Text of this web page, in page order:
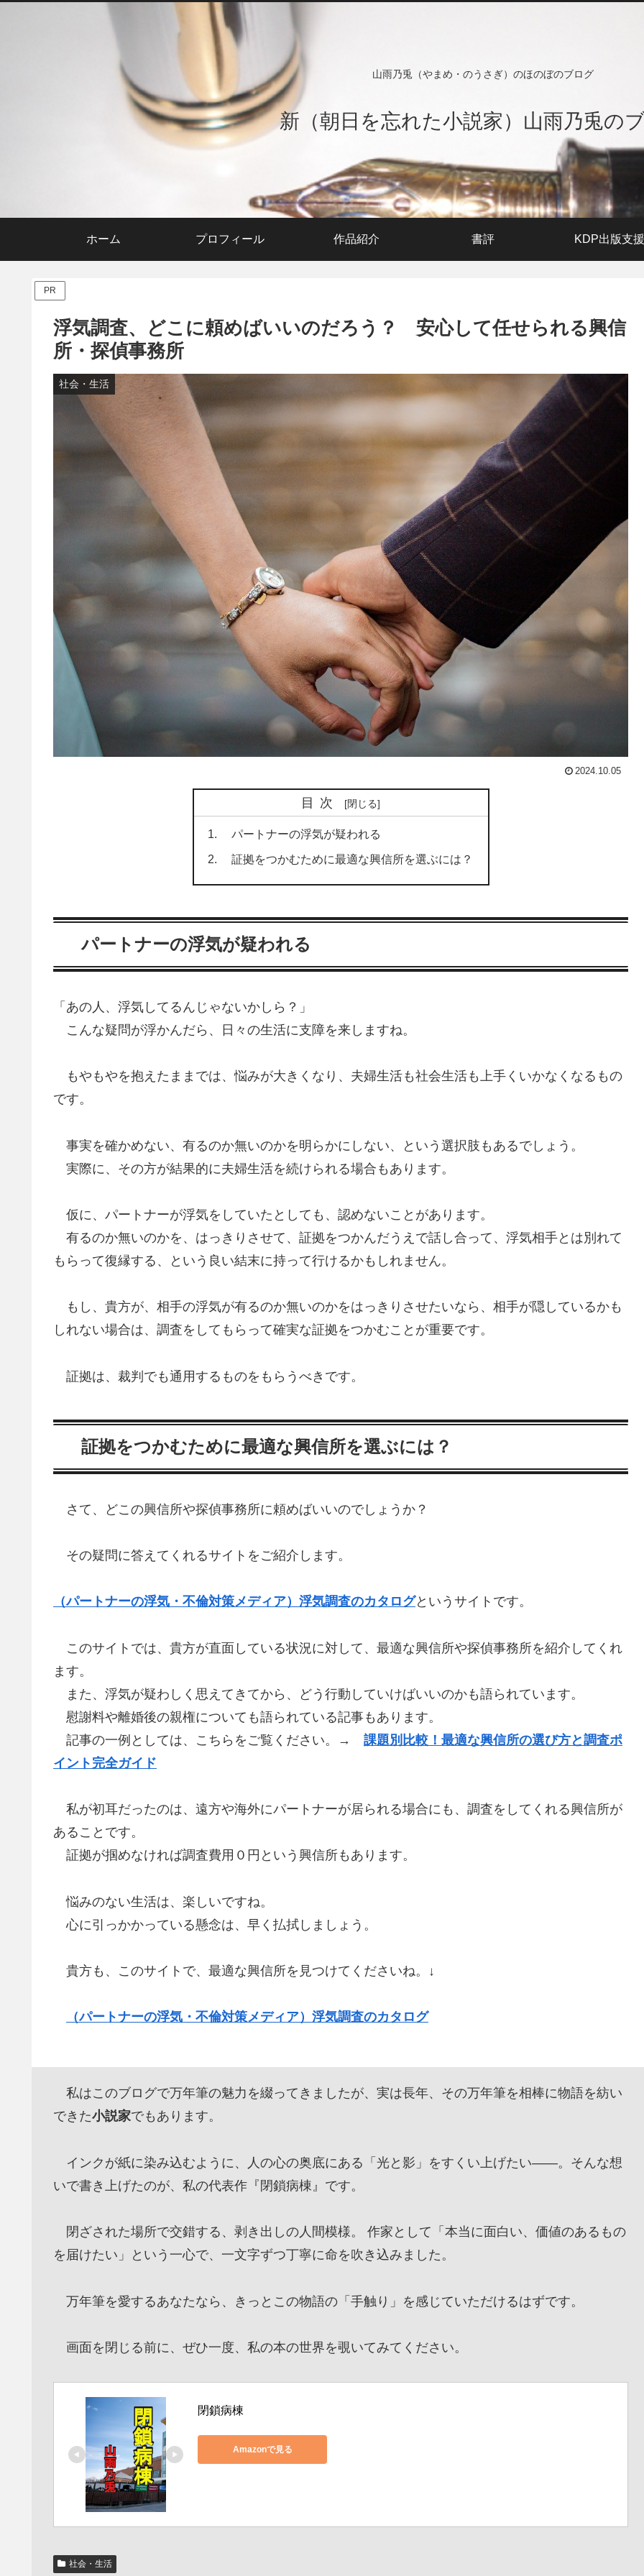
山雨乃兎（やまめ・のうさぎ）のほのぼのブログ
新（朝日を忘れた小説家）山雨乃兎の
ホーム プロフィール 作品紹介 書評 KDP出版支援
PR
浮気調査、どこに頼めばいいのだろう？ 安心して任せられる興信
所・探偵事務所
社会・生活
2024.10.05
目次
パートナーの浮気が疑われる
証拠をつかむために最適な興信所を選ぶには？
パートナーの浮気が疑われる
「あの人、浮気してるんじゃないかしら？」
こんな疑問が浮かんだら、日々の生活に支障を来しますね。
もやもやを抱えたままでは、悩みが大きくなり、夫婦生活も社会生活も上手くいかなくなるもの
です。
事実を確かめない、有るのか無いのかを明らかにしない、という選択肢もあるでしょう。
実際に、その方が結果的に夫婦生活を続けられる場合もあります。
仮に、パートナーが浮気をしていたとしても、認めないことがあります。
有るのか無いのかを、はっきりさせて、証拠をつかんだうえで話し合って、浮気相手とは別れて
もらって復縁する、という良い結末に持って行けるかもしれません。
もし、貴方が、相手の浮気が有るのか無いのかをはっきりさせたいなら、相手が隠しているかも
しれない場合は、調査をしてもらって確実な証拠をつかむことが重要です。
証拠は、裁判でも通用するものをもらうべきです。
証拠をつかむために最適な興信所を選ぶには？
さて、どこの興信所や探偵事務所に頼めばいいのでしょうか？
その疑問に答えてくれるサイトをご紹介します。
（パートナーの浮気・不倫対策メディア）浮気調査のカタログというサイトです。
このサイトでは、貴方が直面している状況に対して、最適な興信所や探偵事務所を紹介してくれ
ます。
また、浮気が疑わしく思えてきてから、どう行動していけばいいのかも語られています。
慰謝料や離婚後の親権についても語られている記事もあります。
記事の一例としては、こちらをご覧ください。→ 課題別比較！最適な興信所の選び方と調査ポ
イント完全ガイド
私が初耳だったのは、遠方や海外にパートナーが居られる場合にも、調査をしてくれる興信所が
あることです。
証拠が掴めなければ調査費用０円という興信所もあります。
悩みのない生活は、楽しいですね。
心に引っかかっている懸念は、早く払拭しましょう。
貴方も、このサイトで、最適な興信所を見つけてくださいね。↓
（パートナーの浮気・不倫対策メディア）浮気調査のカタログ
私はこのブログで万年筆の魅力を綴ってきましたが、実は長年、その万年筆を相棒に物語を紡い
できた小説家でもあります。
インクが紙に染み込むように、人の心の奥底にある「光と影」をすくい上げたい——。そんな想
いで書き上げたのが、私の代表作『閉鎖病棟』です。
閉ざされた場所で交錯する、剥き出しの人間模様。 作家として「本当に面白い、価値のあるもの
を届けたい」という一心で、一文字ずつ丁寧に命を吹き込みました。
万年筆を愛するあなたなら、きっとこの物語の「手触り」を感じていただけるはずです。
画面を閉じる前に、ぜひ一度、私の本の世界を覗いてみてください。
閉鎖病棟
Amazonで見る
社会・生活